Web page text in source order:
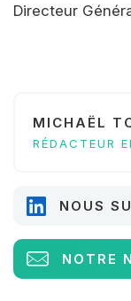
Directeur
MICHAËL
RÉDACTEUR
NOUS
NOTRE